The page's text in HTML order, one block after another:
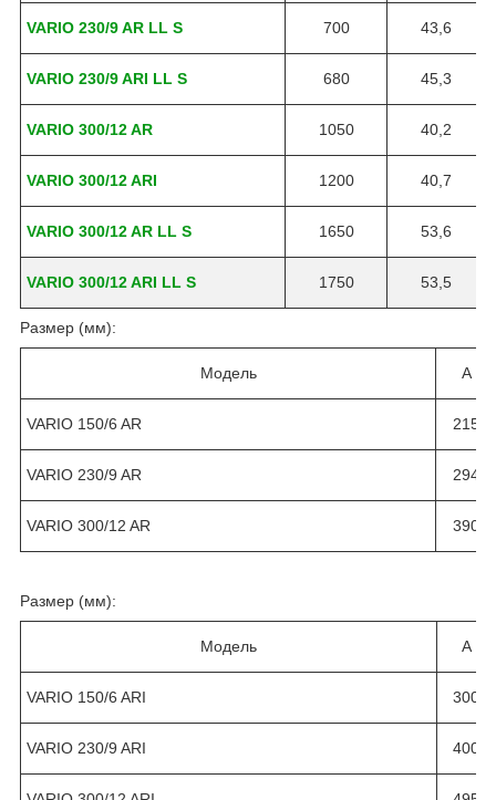
VARIO 230/9 AR LL S 700 43,6
VARIO 230/9 ARI LL S 680 45,3
VARIO 300/12 AR 1050 40,2
VARIO 300/12 ARI 1200 40,7
VARIO 300/12 AR LL S 1650 53,6
VARIO 300/12 ARI LL S 1750 53,5
Размер (мм):
Модель A
VARIO 150/6 AR 215
VARIO 230/9 AR 294
VARIO 300/12 AR 390
Размер (мм):
Модель A
VARIO 150/6 ARI 300
VARIO 230/9 ARI 400